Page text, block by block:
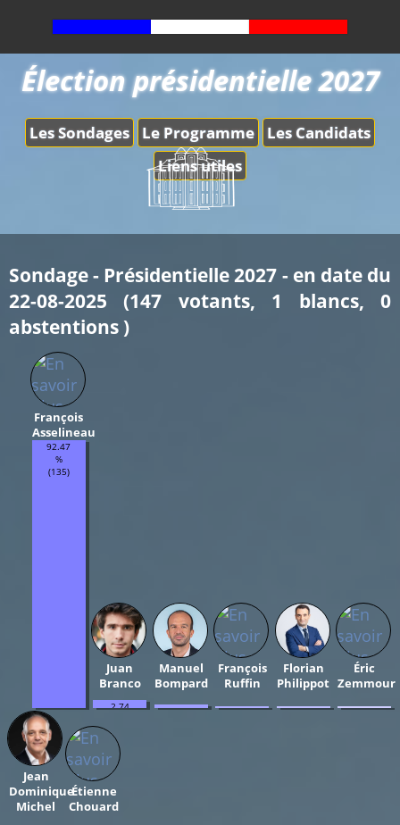
Les Sondages Le Programme
Les Candidats
Liens utiles
Élection présidentielle 2027
Sondage - Présidentielle 2027 - en date du
22-08-2025 (147 votants, 1 blancs, 0
abstentions )
François
Asselineau
92.47
%
(135)
Juan
Branco
2.74
Manuel
Bompard
1.37
François
Ruffin
0.68
Florian
Philippot
0.68
Éric
Zemmour
0.68
Jean
Dominique
Michel
Étienne
Chouard